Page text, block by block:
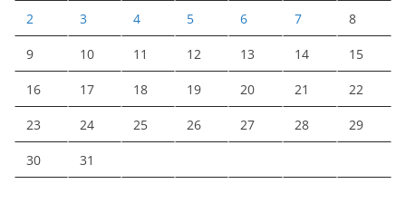
2 3 4 5 6 7 8
9 10 11 12 13 14 15
16 17 18 19 20 21 22
23 24 25 26 27 28 29
30 31